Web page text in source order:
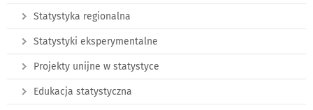
Statystyka regionalna
Statystyki eksperymentalne
Projekty unijne w statystyce
Edukacja statystyczna